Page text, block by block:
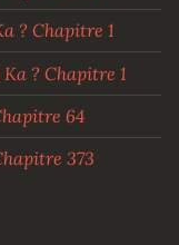
? Chapitre 1
? Chapitre 1
64
373